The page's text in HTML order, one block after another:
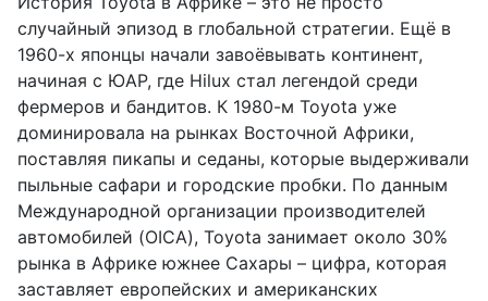
случайный эпизод в глобальной стратегии. Ещё в
1960-х японцы начали завоёвывать континент,
начиная с ЮАР, где Hilux стал легендой среди
фермеров и бандитов. К 1980-м Toyota уже
доминировала на рынках Восточной Африки,
поставляя пикапы и седаны, которые выдерживали
пыльные сафари и городские пробки. По данным
Международной организации производителей
автомобилей (OICA), Toyota занимает около 30%
рынка в Африке южнее Сахары – цифра, которая
заставляет европейских и американских